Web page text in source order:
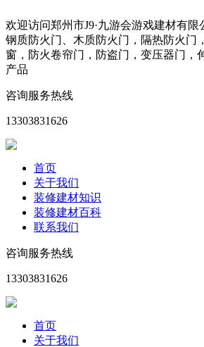
欢迎访问郑州市J9·九游会游戏建材有
钢质防火门、木质防火门，隔热防火门
窗，防火卷帘门，防盗门，变压器门，
产品
咨询服务热线
13303831626
首页
关于我们
装修建材知识
装修建材百科
联系我们
咨询服务热线
13303831626
首页
关于我们